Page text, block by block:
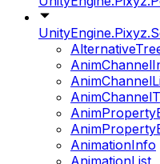
AnimationInfo
AnimationList